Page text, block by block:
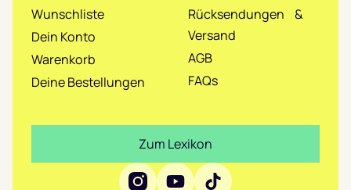
Wunschliste
Dein Konto
Warenkorb
Deine Bestellungen
Rücksendungen &
Versand
AGB
FAQs
Social Media
Zum Lexikon